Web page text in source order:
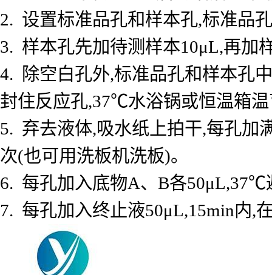
2. 设置标准品孔和样本孔,标准品
3. 样本孔先加待测样本10μL,再加
4. 除空白孔外,标准品孔和样本孔
封住反应孔,37℃水浴锅或恒温箱温
5. 弃去液体,吸水纸上拍干,每孔加
次(也可用洗板机洗板)。
6. 每孔加入底物A、B各50μL,37℃
7. 每孔加入终止液50μL,15min内,